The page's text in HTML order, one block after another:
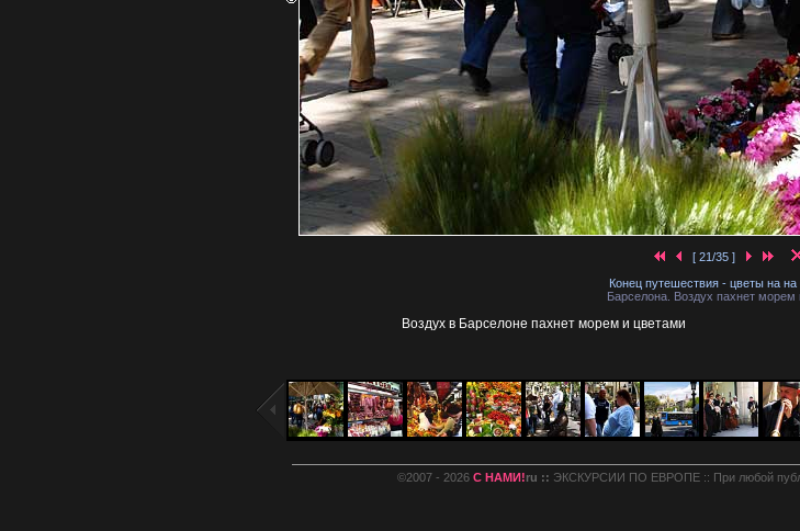
[ 21/35 ]
Конец путешествия - цветы на на
Барселона. Воздух пахнет морем
Воздух в Барселоне пахнет морем и цветами
©2007 - 2026 С НАМИ!ru :: ЭКСКУРСИИ ПО ЕВРОПЕ :: При любой